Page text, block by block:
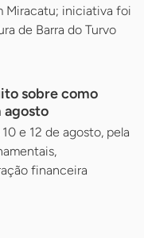
Miracatu; iniciativa foi
de Barra do Turvo
sobre como
agosto
e 12 de agosto, pela
financeira